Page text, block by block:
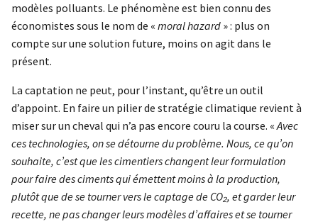
modèles polluants. Le phénomène est bien connu des
économistes sous le nom de « moral hazard » : plus on
compte sur une solution future, moins on agit dans le
présent.
La captation ne peut, pour l’instant, qu’être un outil
d’appoint. En faire un pilier de stratégie climatique revient à
miser sur un cheval qui n’a pas encore couru la course. «Avec
ces technologies, on se détourne du problème. Nous, ce qu’on
souhaite, c’est que les cimentiers changent leur formulation
pour faire des ciments qui émettent moins à la production,
plutôt que de se tourner vers le captage de CO₂, et garder leur
recette, ne pas changer leurs modèles d’affaires et se tourner